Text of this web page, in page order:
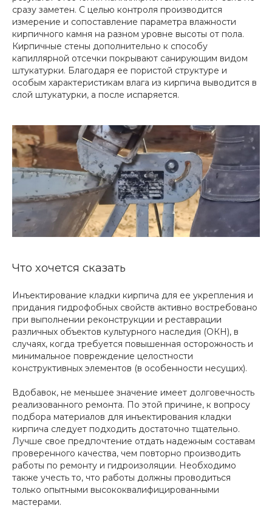
сразу заметен. С целью контроля производится
измерение и сопоставление параметра влажности
кирпичного камня на разном уровне высоты от пола.
Кирпичные стены дополнительно к способу
капиллярной отсечки покрывают санирующим видом
штукатурки. Благодаря ее пористой структуре и
особым характеристикам влага из кирпича выводится в
слой штукатурки, а после испаряется.
Что хочется сказать
Инъектирование кладки кирпича для ее укрепления и
придания гидрофобных свойств активно востребовано
при выполнении реконструкции и реставрации
различных объектов культурного наследия (ОКН), в
случаях, когда требуется повышенная осторожность и
минимальное повреждение целостности
конструктивных элементов (в особенности несущих).
Вдобавок, не меньшее значение имеет долговечность
реализованного ремонта. По этой причине, к вопросу
подбора материалов для инъектирования кладки
кирпича следует подходить достаточно тщательно.
Лучше свое предпочтение отдать надежным составам
проверенного качества, чем повторно производить
работы по ремонту и гидроизоляции. Необходимо
также учесть то, что работы должны проводиться
только опытными высококвалифицированными
мастерами.